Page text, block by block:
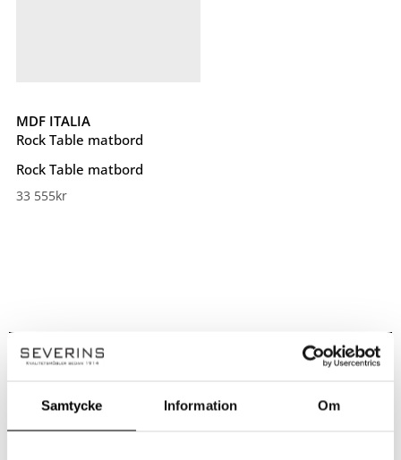
Samtycke Information Om
MDF ITALIA
Rock Table matbord
Rock Table matbord
33 555kr
Handla smart – få 10% rabatt direkt
Rabatten dras automatiskt i kassan – inga koder behövs.